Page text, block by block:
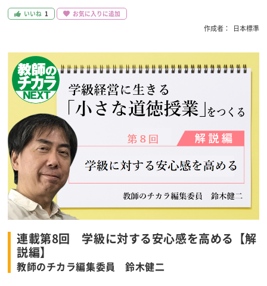
いいね 1 お気に入りに追加
作成者： 日本標準
連載第8回 学級に対する安心感を高める【解
説編】
教師のチカラ編集委員 鈴木健二